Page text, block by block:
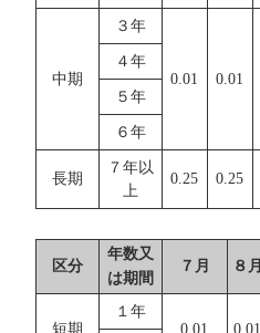
中期
３年
0.01 0.01
４年
５年
６年
長期
７年以
上
0.25 0.25
区分
年数又
は期間
７月 ８月
短期
１年
0.01
0.01